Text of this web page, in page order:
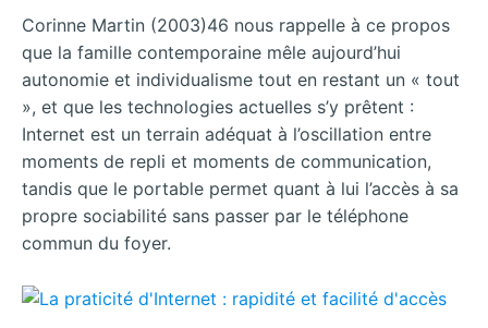
Corinne Martin (2003)46 nous rappelle à ce propos
que la famille contemporaine mêle aujourd’hui
autonomie et individualisme tout en restant un « tout
», et que les technologies actuelles s’y prêtent :
Internet est un terrain adéquat à l’oscillation entre
moments de repli et moments de communication,
tandis que le portable permet quant à lui l’accès à sa
propre sociabilité sans passer par le téléphone
commun du foyer.